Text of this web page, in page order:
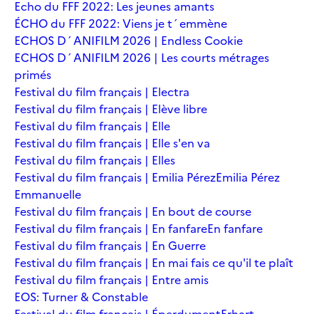
Echo du FFF 2022: Les jeunes amants
ÉCHO du FFF 2022: Viens je t´emmène
ECHOS D´ANIFILM 2026 | Endless Cookie
ECHOS D´ANIFILM 2026 | Les courts métrages
primés
Festival du film français | Electra
Festival du film français | Elève libre
Festival du film français | Elle
Festival du film français | Elle s'en va
Festival du film français | Elles
Festival du film français | Emilia PérezEmilia Pérez
Emmanuelle
Festival du film français | En bout de course
Festival du film français | En fanfareEn fanfare
Festival du film français | En Guerre
Festival du film français | En mai fais ce qu'il te plaît
Festival du film français | Entre amis
EOS: Turner & Constable